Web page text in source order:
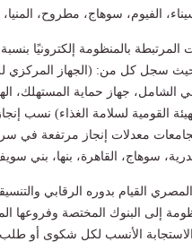
الفيوم، سوهاج، مطروح، المنيا،
سجل كل من: (الجهاز المركزي
الشامل، جهاز حماية المستهلك،
القومية لسلامة الغذاء) نسب
معدلات إنجاز مرتفعة في
سوهاج، القاهرة، بنها،
القيام بدوره الرقابي
إلى البنوك المختصة وفروعها
الاستجابة الأنسب لكل شكوى أو